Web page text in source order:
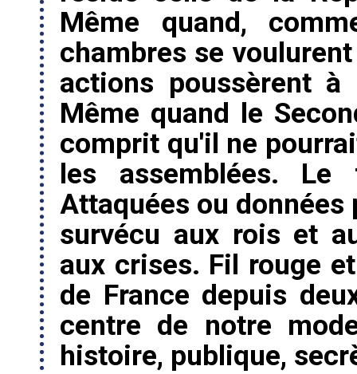
Même quand,
chambres se
actions poussèrent
Même quand le
comprit qu'il ne
les assemblées.
Attaquées ou
survécu aux rois et
aux crises. Fil rouge
de France depuis
centre de notre
histoire, publique,